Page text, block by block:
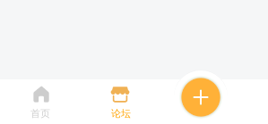
首页 论坛